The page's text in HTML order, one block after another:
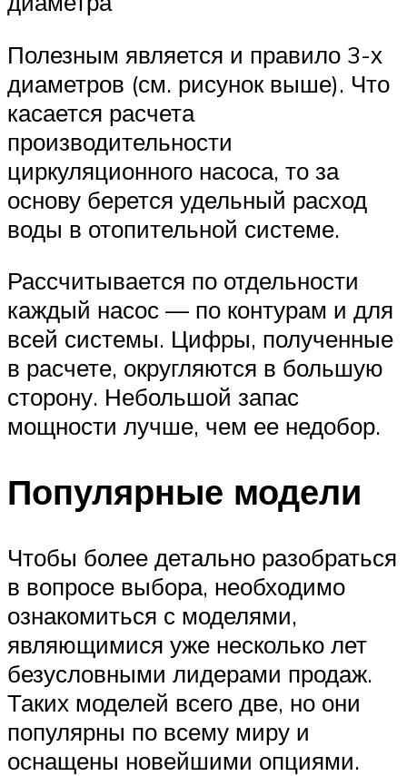
Полезным является и правило 3-х
диаметров (см. рисунок выше). Что
касается расчета
производительности
циркуляционного насоса, то за
основу берется удельный расход
воды в отопительной системе.
Рассчитывается по отдельности
каждый насос — по контурам и для
всей системы. Цифры, полученные
в расчете, округляются в большую
сторону. Небольшой запас
мощности лучше, чем ее недобор.
Популярные модели
Чтобы более детально разобраться
в вопросе выбора, необходимо
ознакомиться с моделями,
являющимися уже несколько лет
безусловными лидерами продаж.
Таких моделей всего две, но они
популярны по всему миру и
оснащены новейшими опциями.